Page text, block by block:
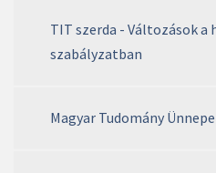
TIT szerda - Változások a
szabályzatban
Magyar Tudomány